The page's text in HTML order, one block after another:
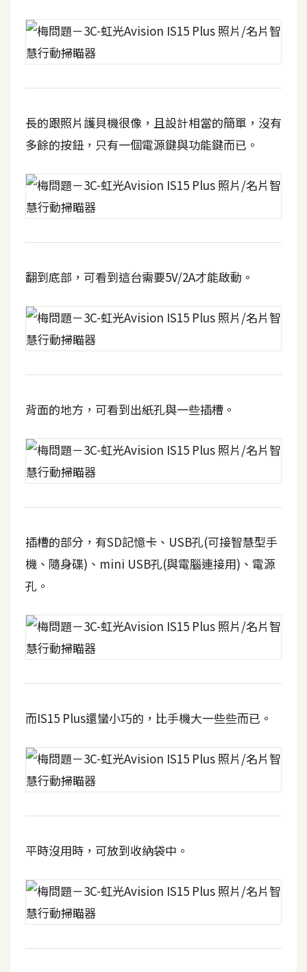
圖
庫
型
網
站
架
設
W
d
P
r
e
s
安
裝
與
設
定
實
作
電
W
o
m
e
r
c
金
物
長的跟照片護貝機很像，且設計相當的簡單，沒有
多餘的按鈕，只有一個電源鍵與功能鍵而已。
翻到底部，可看到這台需要5V/2A才能啟動。
背面的地方，可看到出紙孔與一些插槽。
插槽的部分，有SD記憶卡、USB孔(可接智慧型手
機、隨身碟)、mini USB孔(與電腦連接用)、電源
孔。
而IS15 Plus還蠻小巧的，比手機大一些些而已。
平時沒用時，可放到收納袋中。